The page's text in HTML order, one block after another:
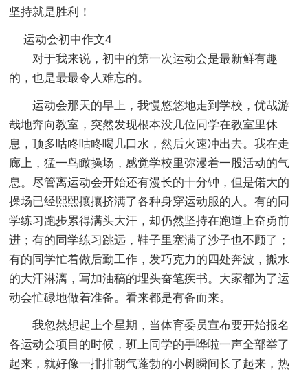
坚持就是胜利！
运动会初中作文4
对于我来说，初中的第一次运动会是最新鲜有趣
的，也是最最令人难忘的。
运动会那天的早上，我慢悠悠地走到学校，优哉游
哉地奔向教室，突然发现根本没几位同学在教室里休
息，顶多咕咚咕咚喝几口水，然后火速冲出去。我在走
廊上，猛一鸟瞰操场，感觉学校里弥漫着一股活动的气
息。尽管离运动会开始还有漫长的十分钟，但是偌大的
操场已经熙熙攘攘挤满了各种身穿运动服的人。有的同
学练习跑步累得满头大汗，却仍然坚持在跑道上奋勇前
进；有的同学练习跳远，鞋子里塞满了沙子也不顾了；
有的同学忙着做后勤工作，发巧克力的四处奔波，搬水
的大汗淋漓，写加油稿的埋头奋笔疾书。大家都为了运
动会忙碌地做着准备。看来都是有备而来。
我忽然想起上个星期，当体育委员宣布要开始报名
各运动会项目的时候，班上同学的手哗啦一声全部举了
起来，就好像一排排朝气蓬勃的小树瞬间长了起来，热